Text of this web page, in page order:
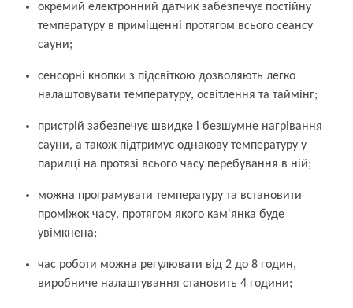
окремий електронний датчик забезпечує постійну
температуру в приміщенні протягом всього сеансу
сауни;
сенсорні кнопки з підсвіткою дозволяють легко
налаштовувати температуру, освітлення та таймінг;
пристрій забезпечує швидке і безшумне нагрівання
сауни, а також підтримує однакову температуру у
парилці на протязі всього часу перебування в ній;
можна програмувати температуру та встановити
проміжок часу, протягом якого кам'янка буде
увімкнена;
час роботи можна регулювати від 2 до 8 годин,
виробниче налаштування становить 4 години;